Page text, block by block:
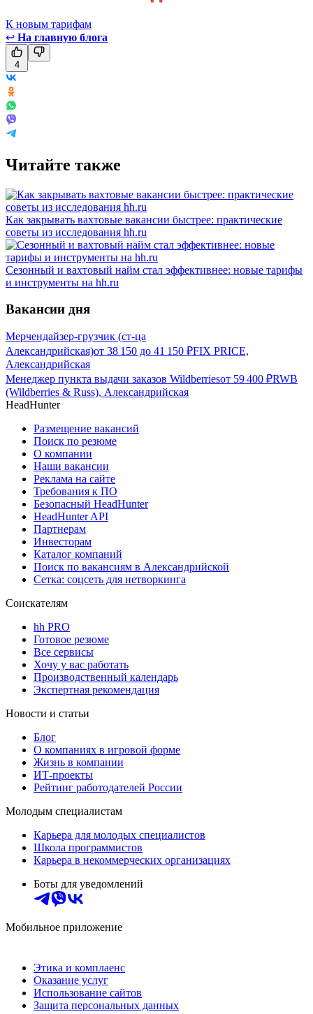
К новым тарифам
↩ На главную блога
4
Читайте также
Как закрывать вахтовые вакансии быстрее: практические
советы из исследования hh.ru
Сезонный и вахтовый найм стал эффективнее: новые тарифы
и инструменты на hh.ru
Вакансии дня
Мерчендайзер-грузчик (ст-ца
Александрийская)от 38 150 до 41 150 ₽FIX PRICE,
Александрийская
Менеджер пункта выдачи заказов Wildberriesот 59 400 ₽RWB
(Wildberries & Russ), Александрийская
HeadHunter
Размещение вакансий
Поиск по резюме
О компании
Наши вакансии
Реклама на сайте
Требования к ПО
Безопасный HeadHunter
HeadHunter API
Партнерам
Инвесторам
Каталог компаний
Поиск по вакансиям в Александрийской
Сетка: соцсеть для нетворкинга
Соискателям
hh PRO
Готовое резюме
Все сервисы
Хочу у вас работать
Производственный календарь
Экспертная рекомендация
Новости и статьи
Блог
О компаниях в игровой форме
Жизнь в компании
ИТ-проекты
Рейтинг работодателей России
Молодым специалистам
Карьера для молодых специалистов
Школа программистов
Карьера в некоммерческих организациях
Боты для уведомлений
Мобильное приложение
Этика и комплаенс
Оказание услуг
Использование сайтов
Защита персональных данных